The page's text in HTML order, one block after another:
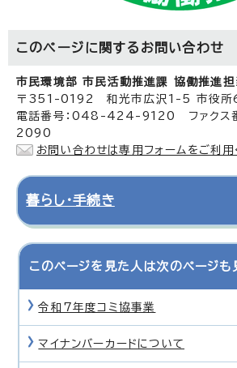
このページに関する お問い合わせ
市民環境部 市民活動推進課 協働推進担
〒351-0192 和光市広沢1-5 市役所
電話番号：048-424-9120 ファク
2090
お問い合わせは専用フォームをご利用
暮らし・手続き
このページを見た人は次のページも
令和7年度コミ協事業
マイナンバーカードについて